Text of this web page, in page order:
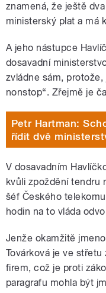
znamená, že ještě
ministerský plat a má
A jeho nástupce
dosavadní
zvládne sám,
nonstop“. Zřejmě je
Petr Hartman:
řídit dvě
V dosavadním
kvůli zpoždění tendru
šéf Českého
hodin na to vláda
Jenže okamžitě
Továrková je ve
firem, což je proti
paragrafu mohla být